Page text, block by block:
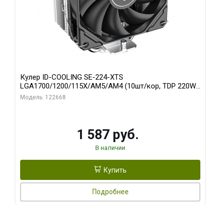
Кулер ID-COOLING SE-224-XTS
LGA1700/1200/115X/AM5/AM4 (10шт/кор, TDP 220W,
PWM, 4 тепл.трубки прямого контакта, FAN 120mm)
Модель: 122668
1 587 руб.
В наличии
Купить
Подробнее